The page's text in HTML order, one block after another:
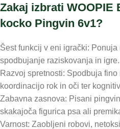
Zakaj izbrati WOOPIE
kocko Pingvin 6v1?
Šest funkcij v eni igrački:
spodbujanje raziskovanja in igre.
Razvoj spretnosti: Spodbuja
koordinacijo rok in oči ter
Zabavna zasnova: Pisani
skakajoča figurica psa ali
Varnost: Zaobljeni robovi,